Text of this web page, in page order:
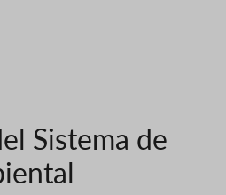
Sistema de